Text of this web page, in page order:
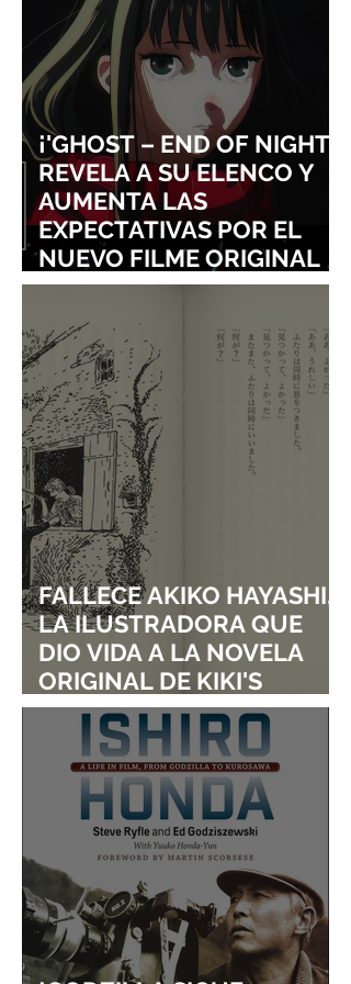
¡'GHOST – END OF NIGHT'
REVELA A SU ELENCO Y
AUMENTA LAS
EXPECTATIVAS POR EL
NUEVO FILME ORIGINAL
DE SHINGO NATSUME!
FALLECE AKIKO HAYASHI,
LA ILUSTRADORA QUE
DIO VIDA A LA NOVELA
ORIGINAL DE KIKI'S
DELIVERY SERVICE